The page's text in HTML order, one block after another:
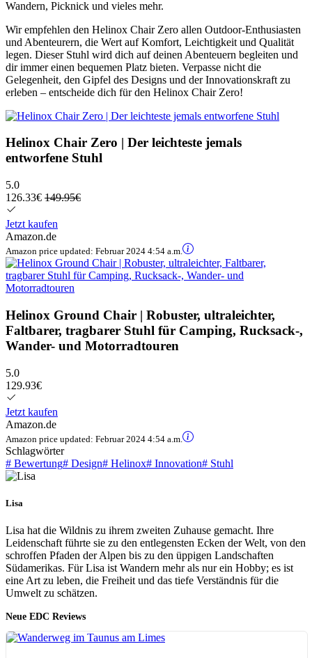
Wandern, Picknick und vieles mehr.
Wir empfehlen den Helinox Chair Zero allen Outdoor-Enthusiasten
und Abenteurern, die Wert auf Komfort, Leichtigkeit und Qualität
legen. Dieser Stuhl wird dich auf deinen Abenteuern begleiten und
dir immer einen bequemen Platz bieten. Verpasse nicht die
Gelegenheit, den Gipfel des Designs und der Innovationskraft zu
erleben – entscheide dich für den Helinox Chair Zero!
Helinox Chair Zero | Der leichteste jemals
entworfene Stuhl
5.0
126.33€ 149.95€
Jetzt kaufen
Amazon.de
Amazon price updated: Februar 2024 4:54 a.m.
Helinox Ground Chair | Robuster, ultraleichter,
Faltbarer, tragbarer Stuhl für Camping, Rucksack-,
Wander- und Motorradtouren
5.0
129.93€
Jetzt kaufen
Amazon.de
Amazon price updated: Februar 2024 4:54 a.m.
Schlagwörter
# Bewertung# Design# Helinox# Innovation# Stuhl
Lisa
Lisa hat die Wildnis zu ihrem zweiten Zuhause gemacht. Ihre
Leidenschaft führte sie zu den entlegensten Ecken der Welt, von den
schroffen Pfaden der Alpen bis zu den üppigen Landschaften
Südamerikas. Für Lisa ist Wandern mehr als nur ein Hobby; es ist
eine Art zu leben, die Freiheit und das tiefe Verständnis für die
Umwelt zu schätzen.
Neue EDC Reviews